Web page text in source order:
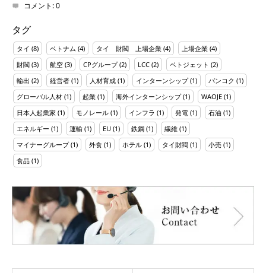
コメント:0
タグ
タイ (8) ベトナム (4) タイ 財閥 上場企業 (4) 上場企業 (4)
財閥 (3) 航空 (3) CPグループ(2) LCC (2) ベトジェット (2)
輸出 (2) 経営者 (1) 人材育成 (1) インターンシップ(1) バンコク (1)
グローバル人材 (1) 起業 (1) 海外インターンシップ(1) WAOJE (1)
日本人起業家 (1) モノレール (1) インフラ (1) 発電 (1) 石油 (1)
エネルギー (1) 運輸 (1) EU (1) 鉄鋼 (1) 繊維 (1)
マイナーグループ(1) 外食 (1) ホテル (1) タイ財閥 (1) 小売 (1)
食品 (1)